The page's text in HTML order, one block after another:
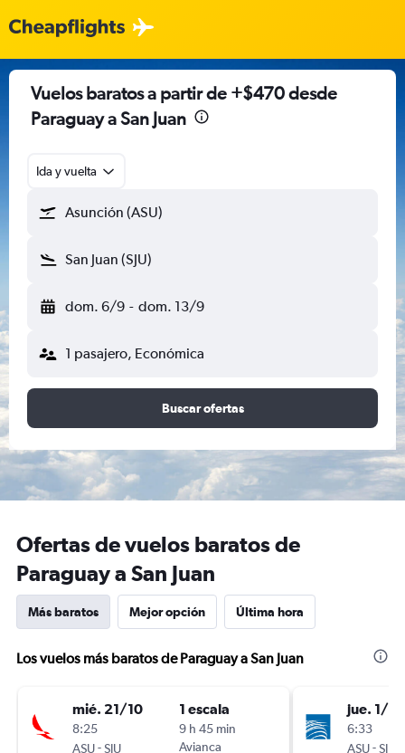
Vuelos baratos a partir de +$470 desde
Paraguay a San Juan
Ida y vuelta
Asunción (ASU)
San Juan (SJU)
dom. 6/9 - dom. 13/9
1 pasajero, Económica
Buscar ofertas
Ofertas de vuelos baratos de
Paraguay a San Juan
Más baratos Mejor opción Última hora
Los vuelos más baratos de Paraguay a San Juan
mié. 21/10
8:25
ASU-SJU
1 escala
9 h 45 min
Avianca
jue. 1/10
6:33
ASU-SJU